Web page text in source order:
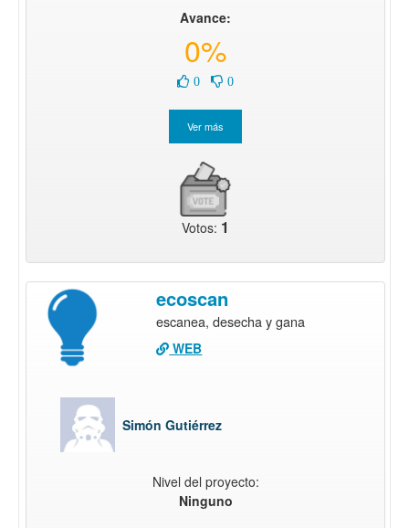
Avance:
0%
0 0
Votos: 1
ecoscan
escanea, desecha y gana
WEB
Simón Gutiérrez
Nivel del proyecto:
Ninguno